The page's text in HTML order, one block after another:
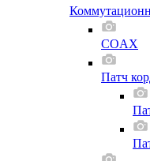
COAX
Патч